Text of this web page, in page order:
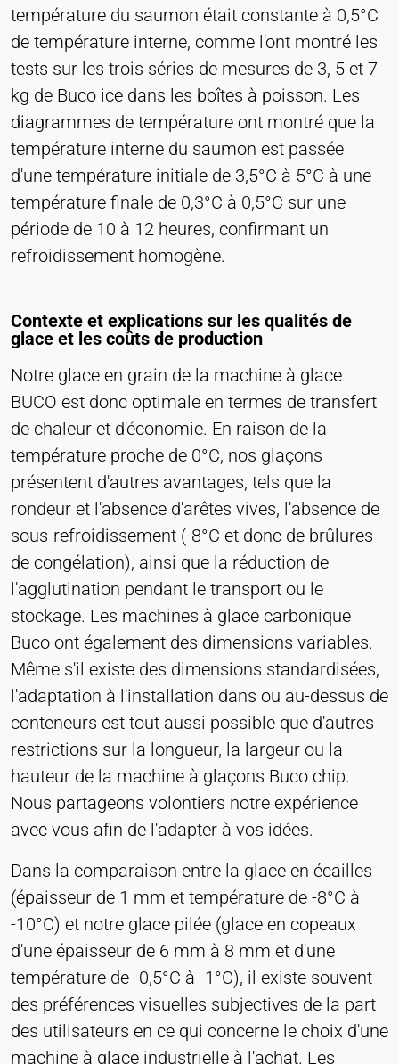
température du saumon était constante à 0,5°C
de température interne, comme l'ont montré les
tests sur les trois séries de mesures de 3, 5 et 7
kg de Buco ice dans les boîtes à poisson. Les
diagrammes de température ont montré que la
température interne du saumon est passée
d'une température initiale de 3,5°C à 5°C à une
température finale de 0,3°C à 0,5°C sur une
période de 10 à 12 heures, confirmant un
refroidissement homogène.
Contexte et explications sur les qualités de
glace et les coûts de production
Notre glace en grain de la machine à glace
BUCO est donc optimale en termes de transfert
de chaleur et d'économie. En raison de la
température proche de 0°C, nos glaçons
présentent d'autres avantages, tels que la
rondeur et l'absence d'arêtes vives, l'absence de
sous-refroidissement (-8°C et donc de brûlures
de congélation), ainsi que la réduction de
l'agglutination pendant le transport ou le
stockage. Les machines à glace carbonique
Buco ont également des dimensions variables.
Même s'il existe des dimensions standardisées,
l'adaptation à l'installation dans ou au-dessus de
conteneurs est tout aussi possible que d'autres
restrictions sur la longueur, la largeur ou la
hauteur de la machine à glaçons Buco chip.
Nous partageons volontiers notre expérience
avec vous afin de l'adapter à vos idées.
Dans la comparaison entre la glace en écailles
(épaisseur de 1 mm et température de -8°C à
-10°C) et notre glace pilée (glace en copeaux
d'une épaisseur de 6 mm à 8 mm et d'une
température de -0,5°C à -1°C), il existe souvent
des préférences visuelles subjectives de la part
des utilisateurs en ce qui concerne le choix d'une
machine à glace industrielle à l'achat. Les
Leadinfo
Name:
_li_id.#, _li_id.#.expires, _li_ses.#,
_li_ses.#.expires, _li_ses.#.expires,
snowplowOutQueue_#_post2,
snowplowOutQue_#_post2.expires
Provider:
Leadinfo B.V.
Purpose:
Identification de l'entreprise (B2B)
Name:
hjSession#, hjSessionUser#,
_hjAbsoluteSessionInProgress
Provider:
Hotjar Ltd.
Purpose:
Analyse du comportement des utilisateurs
Cookie duration:
Session - 1 an
MÉDIAS EXTERNES
Permet d'accéder à du contenu de tiers, tel que
des vidéos. Lorsqu'elles sont activées, les
données techniques peuvent être transférées au
fournisseur.
Name:
Provider:
Vimeo, Inc.
Purpose:
Contenu vidéo intégré
Cookie duration:
Session - 2 ans